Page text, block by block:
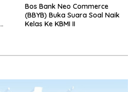
Bos Bank Neo Commerce
(BBYB) Buka Suara Soal Naik
Kelas Ke KBMI II